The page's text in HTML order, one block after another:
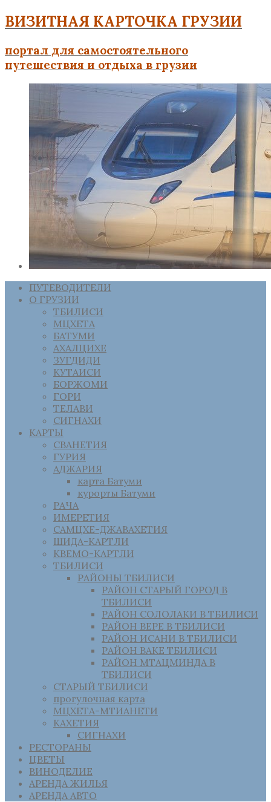
ВИЗИТНАЯ КАРТОЧКА ГРУЗИИ
портал для самостоятельного
путешествия и отдыха в грузии
ПУТЕВОДИТЕЛИ
О ГРУЗИИ
ТБИЛИСИ
МЦХЕТА
БАТУМИ
АХАЛЦИХЕ
ЗУГДИДИ
КУТАИСИ
БОРЖОМИ
ГОРИ
ТЕЛАВИ
СИГНАХИ
КАРТЫ
СВАНЕТИЯ
ГУРИЯ
АДЖАРИЯ
карта Батуми
курорты Батуми
РАЧА
ИМЕРЕТИЯ
САМЦХЕ-ДЖАВАХЕТИЯ
ШИДА-КАРТЛИ
КВЕМО-КАРТЛИ
ТБИЛИСИ
РАЙОНЫ ТБИЛИСИ
РАЙОН СТАРЫЙ ГОРОД В
ТБИЛИСИ
РАЙОН СОЛОЛАКИ В ТБИЛИСИ
РАЙОН ВЕРЕ В ТБИЛИСИ
РАЙОН ИСАНИ В ТБИЛИСИ
РАЙОН ВАКЕ ТБИЛИСИ
РАЙОН МТАЦМИНДА В
ТБИЛИСИ
СТАРЫЙ ТБИЛИСИ
прогулочная карта
МЦХЕТА-МТИАНЕТИ
КАХЕТИЯ
СИГНАХИ
РЕСТОРАНЫ
ЦВЕТЫ
ВИНОДЕЛИЕ
АРЕНДА ЖИЛЬЯ
АРЕНДА АВТО